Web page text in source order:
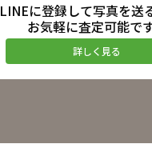
LINEに登録して写真を送
お気軽に査定可能です
詳しく見る